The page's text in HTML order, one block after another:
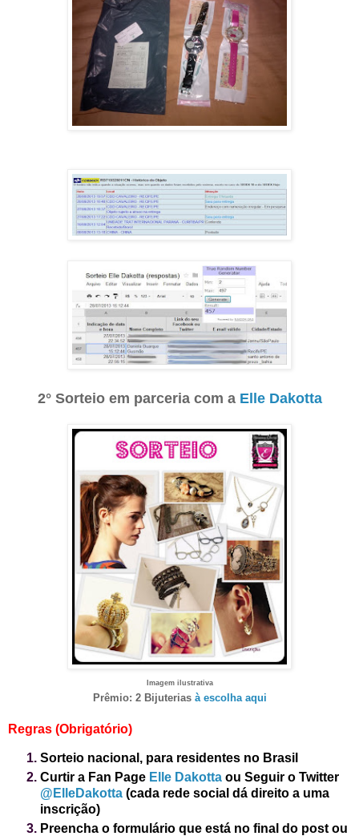
2° Sorteio em parceria com a Elle Dakotta
Imagem ilustrativa
Prêmio: 2 Bijuterias à escolha aqui
Regras (Obrigatório)
Sorteio nacional, para residentes no Brasil
Curtir a Fan Page Elle Dakotta ou Seguir o Twitter
@ElleDakotta (cada rede social dá direito a uma
inscrição)
Preencha o formulário que está no final do post ou